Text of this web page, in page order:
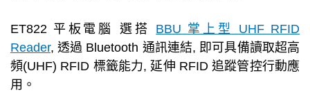
ET822 平板電腦 選搭 BBU 掌上型 UHF RFID
Reader, 透過 Bluetooth 通訊連結, 即可具備讀取超高
頻(UHF) RFID 標籤能力, 延伸 RFID 追蹤管控行動應
用。